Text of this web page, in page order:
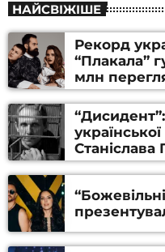
НАЙСВІЖІШЕ
Рекорд
“Плакала”
млн
Станіслава
Алфьорова